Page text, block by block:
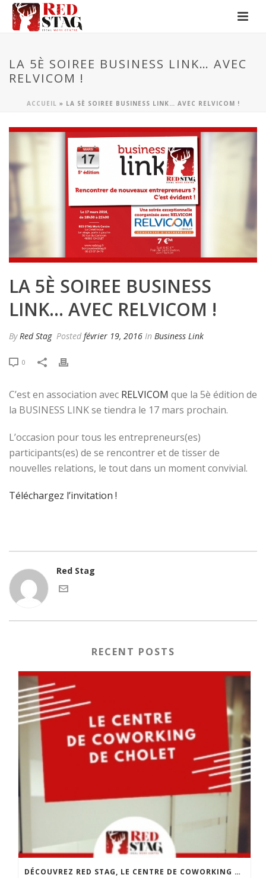
LA 5È SOIREE BUSINESS LINK… AVEC
RELVICOM !
ACCUEIL » LA 5È SOIREE BUSINESS LINK… AVEC RELVICOM !
LA 5È SOIREE BUSINESS
LINK… AVEC RELVICOM !
By Red Stag Posted février 19, 2016 In Business Link
0
C’est en association avec RELVICOM que la 5è édition de
la BUSINESS LINK se tiendra le 17 mars prochain.
L’occasion pour tous les entrepreneurs(es)
participants(es) de se rencontrer et de tisser de
nouvelles relations, le tout dans un moment convivial.
Téléchargez l’invitation !
Red Stag
RECENT POSTS
DÉCOUVREZ RED STAG, LE CENTRE DE COWORKING DE CHOLET